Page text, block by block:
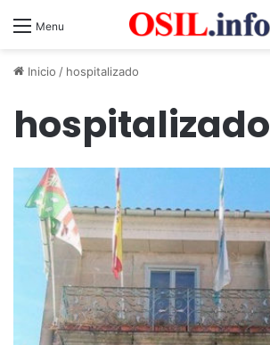
Menu
Inicio / hospitalizado
hospitalizado